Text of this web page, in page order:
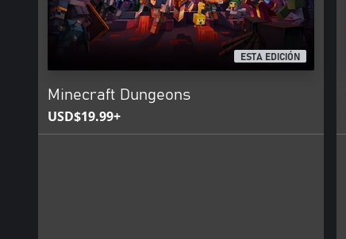
ESTA EDICIÓN
Minecraft Dungeons
USD$19.99+